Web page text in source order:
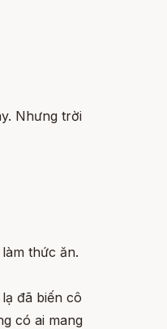
Nhưng trời
thức ăn.
đã biến cô
có ai mang